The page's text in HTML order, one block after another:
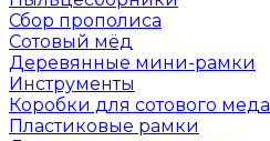
Сбор прополиса
Сотовый мёд
Деревянные мини-рамки
Инструменты
Коробки для сотового меда
Пластиковые рамки